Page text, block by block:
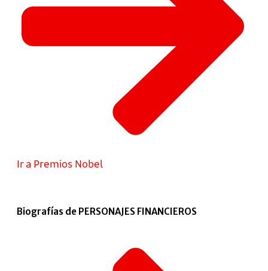
Ir a Premios Nobel
Biografías de PERSONAJES FINANCIEROS